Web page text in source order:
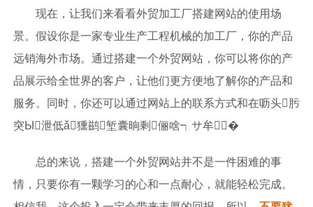
现在，让我们来看看外贸加工厂搭建网站的使用场
景。假设你是一家专业生产工程机械的加工厂，你的产品
远销海外市场。通过搭建一个外贸网站，你可以将你的产
品展示给全世界的客户，让他们更方便地了解你的产品和
服务。同时，你还可以通过网站上的联系方式和在呖头肟
突Ы泄低ǎ獯鹚堑囊晌剩俪啥┑サ牟�
总的来说，搭建一个外贸网站并不是一件困难的事
情，只要你有一颗学习的心和一点耐心，就能轻松完成。